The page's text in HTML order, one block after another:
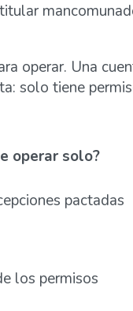
operar. Una
solo tiene
operar solo?
pactadas
los permisos